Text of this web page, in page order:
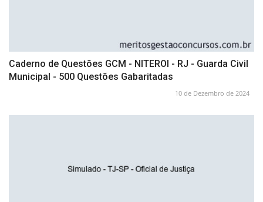
Caderno de Questões GCM - NITEROI - RJ - Guarda Civil
Municipal - 500 Questões Gabaritadas
10 de Dezembro de 2024